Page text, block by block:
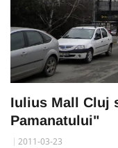
Iulius Mall Cluj
Pamanatului"
2011-03-23